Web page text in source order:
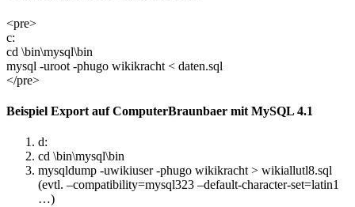
<pre>
c:
cd \bin\mysql\bin
mysql -uroot -phugo wikikracht < daten.sql
</pre>
Beispiel Export auf ComputerBraunbaer mit MySQL 4.1
d:
cd \bin\mysql\bin
mysqldump -uwikiuser -phugo wikikracht > wikiallutl8.sql
(evtl. –compatibility=mysql323 –default-character-set=latin1
…)